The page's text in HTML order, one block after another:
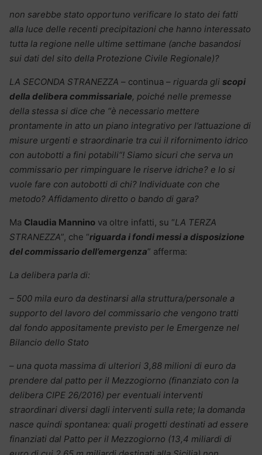
non sarebbe stato opportuno verificare lo stato dei fatti
alla luce delle recenti precipitazioni che hanno interessato
tutta la regione nelle ultime settimane (anche basandosi
sui dati del sito della Protezione Civile Regionale)?
LA SECONDA STRANEZZA – continua – riguarda gli scopi
della delibera commissariale, poiché nelle premesse
della stessa si dice che “è necessario mettere
prontamente in atto un piano integrativo per l’attuazione di
misure urgenti e straordinarie tra cui il rifornimento idrico
con autobotti a fini potabili“! Siamo sicuri che serva un
commissario per rimpinguare le riserve idriche? e lo si
vuole fare con autobotti di chi? Individuate con che
metodo? Affidamento diretto o bando di gara?
Ma Claudia Mannino va oltre infatti, su “LA TERZA
STRANEZZA”, che “riguarda i fondi messi a disposizione
del commissario dell’emergenza” afferma:
La delibera parla di:
– 500 mila euro da destinarsi alla struttura/personale a
supporto del lavoro del commissario che vengono tratti
dal fondo appositamente previsto per le Emergenze nel
Bilancio dello Stato
– una quota massima di ulteriori 3,88 milioni di euro da
prendere dal patto per il Mezzogiorno (finanziato con la
delibera CIPE 26/2016) per eventuali interventi
straordinari diversi dagli interventi sulla rete; la domanda
nasce quindi spontanea: quali progetti destinati ad essere
finanziati dal Patto per il Mezzogiorno (13,4 miliardi di